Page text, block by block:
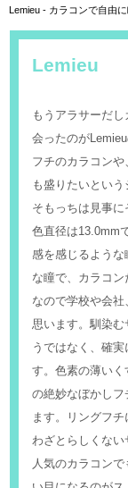
Lemieu - カラコンで自由に
Lemieu
もうアラサーだ
会ったのが
フチのカラコン
も盛りたいとい
そもっちは見事
色直径は13.0mm
感を感じるよう
な瞳で、カラコン
なので学校や会
思います。馴染
うではなく、確
す。色素の薄い
の絶妙なぼかしフ
ます。リングフ
わざとらしくない
人気のカラコン